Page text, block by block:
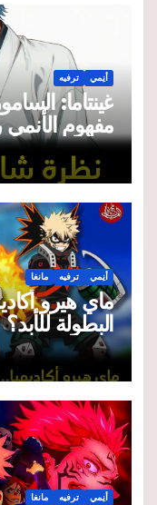
أنِمي ترفيه
غينتاما:
مفهوم
أنِمي ترفيه مانغا
ماي هيرو
البطولة للأبد؟
أنِمي ترفيه مانغا